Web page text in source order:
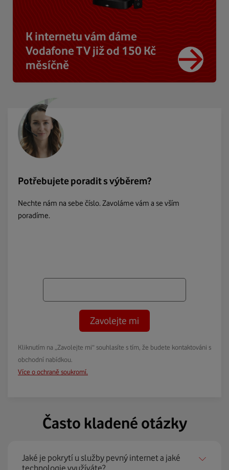
K internetu vám dáme
Vodafone TV již od 150 Kč
měsíčně
Potřebujete poradit s výběrem?
Nechte nám na sebe číslo. Zavoláme vám a se vším
poradíme.
Zavolejte mi
Kliknutím na „Zavolejte mi“ souhlasíte s tím, že budete kontaktováni s
obchodní nabídkou.
Více o ochraně soukromí.
Často kladené otázky
Jaké je pokrytí u služby pevný internet a jaké
technologie využíváte?